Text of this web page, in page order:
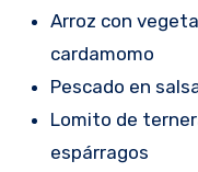
Arroz con
cardamomo
Pescado en
Lomito de
espárragos